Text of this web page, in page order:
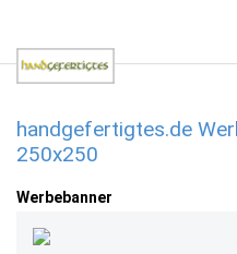
handgefertigtes.de
250x250
Werbebanner